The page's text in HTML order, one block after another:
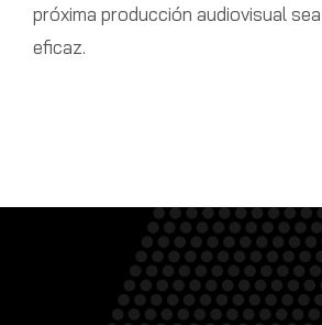
próxima producción audiovisual
eficaz.